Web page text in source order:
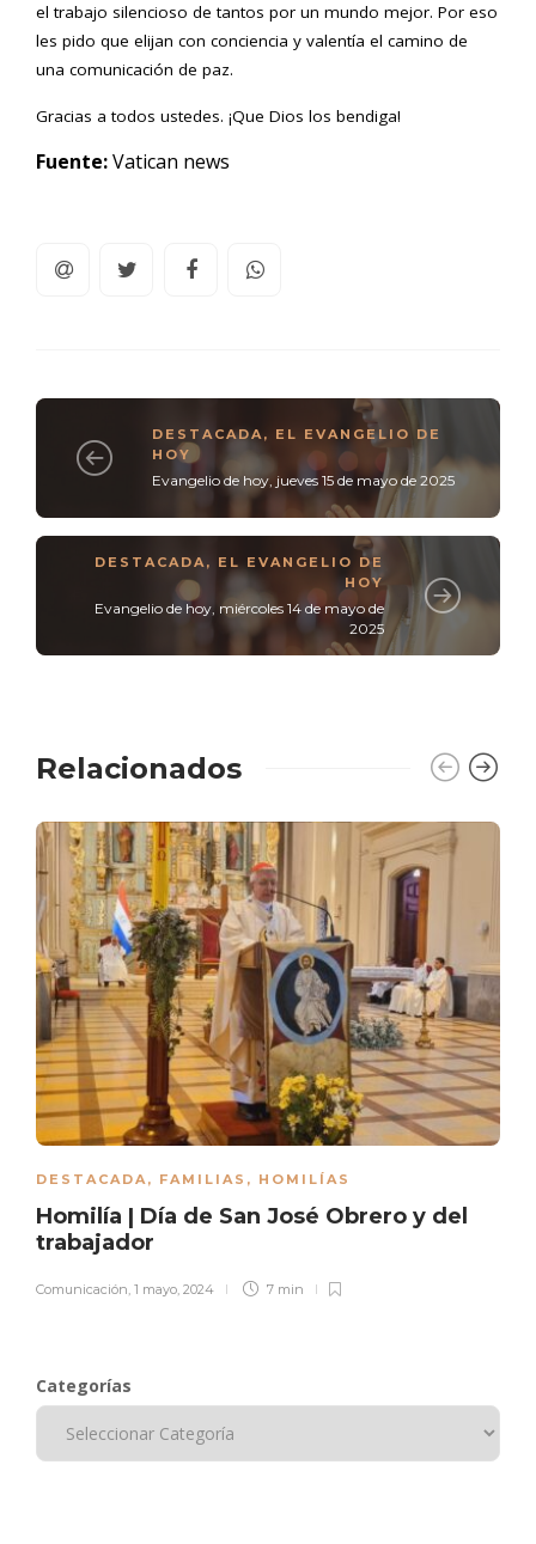
el trabajo silencioso de tantos por un mundo mejor. Por eso
les pido que elijan con conciencia y valentía el camino de
una comunicación de paz.
Gracias a todos ustedes. ¡Que Dios los bendiga!
Fuente:Vatican news
DESTACADA, EL EVANGELIO DE
HOY
Evangelio de hoy, jueves 15 de mayo de 2025
DESTACADA , EL EVANGELIO DE
HOY
Evangelio de hoy, miércoles 14 de mayo de
2025
Relacionados
DESTACADA, FAMILIAS , HOMILÍAS
Homilía | Día de San José Obrero y del
trabajador
Comunicación, 1 mayo, 2024 7 min
Categorías